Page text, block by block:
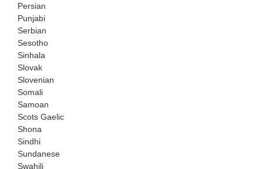
Persian
Punjabi
Serbian
Sesotho
Sinhala
Slovak
Slovenian
Somali
Samoan
Scots Gaelic
Shona
Sindhi
Sundanese
Swahili